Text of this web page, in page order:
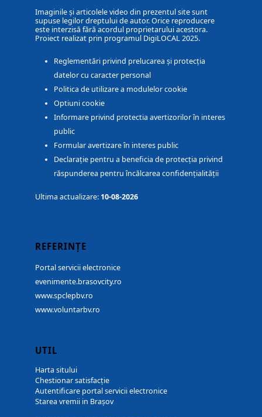
Imaginile și articolele video din prezentul site sunt
supuse legilor dreptului de autor. Orice reproducere
este interzisă fără acordul proprietarului acestora.
Proiect realizat prin programul DigiLOCAL 2025.
Reglementări privind prelucarea și protecția
datelor cu caracter personal
Politica de utilizare a modulelor cookie
Optiuni cookie
Informare privind protectia avertizorilor în interes
public
Formular avertizare în interes public
Declarație pentru a beneficia de protecția privind
răspunderea pentru încălcarea confidențialității
Ultima actualizare: 10-08-2026
REFERINȚE
Portal servicii electronice
evenimente.brasovcity.ro
www.spclepbv.ro
www.voluntarbv.ro
UTIL
Harta sitului
Chestionar satisfacție
Autentificare portal servicii electronice
Starea vremii in Brașov